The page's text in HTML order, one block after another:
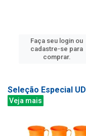
Faça seu login ou
cadastre-se para
comprar.
Seleção Especial UD
Veja mais